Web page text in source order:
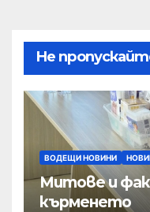
Не
ВОДЕЩИ НОВИНИ
Митове и
кърменето